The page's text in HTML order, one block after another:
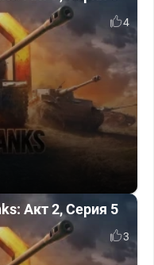
4
Акт 2, Серия 5
3